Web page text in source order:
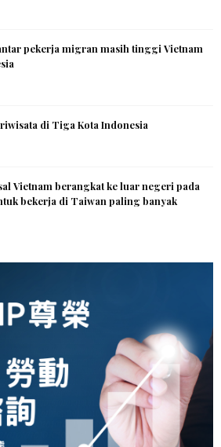
pekerja migran masih tinggi Vietnam
di Tiga Kota Indonesia
Vietnam berangkat ke luar negeri pada
bekerja di Taiwan paling banyak